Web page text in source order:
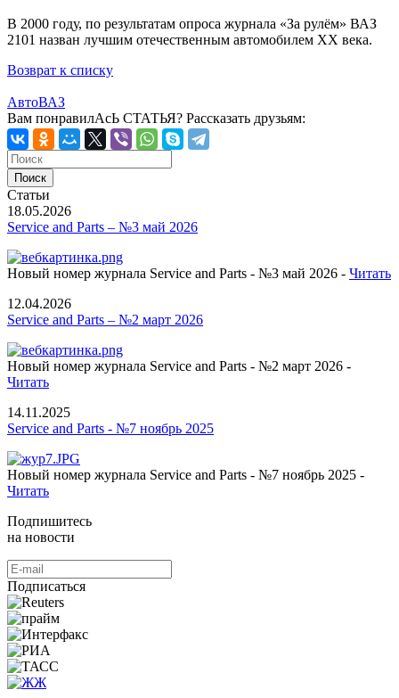
В 2000 году, по результатам опроса журнала «За рулём» ВАЗ
2101 назван лучшим отечественным автомобилем XX века.
Возврат к списку
АвтоВАЗ
Вам понравилАсЬ СТАТЬЯ? Рассказать друзьям:
Статьи
18.05.2026
Service and Parts – №3 май 2026
Новый номер журнала Service and Parts - №3 май 2026 - Читать
12.04.2026
Service and Parts – №2 март 2026
Новый номер журнала Service and Parts - №2 март 2026 -
Читать
14.11.2025
Service and Parts - №7 ноябрь 2025
Новый номер журнала Service and Parts - №7 ноябрь 2025 -
Читать
Подпишитесь
на новости
Подписаться